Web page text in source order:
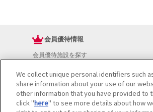
会員優待情報
会員優待施設を探す
新規優待施設
海外で使える会員優待サービス
JAFプレミアムサービス
JAFライフサポート
We collect unique personal identifiers such
share information about your use of our
other information that you have provided to
click "here" to see more details about how